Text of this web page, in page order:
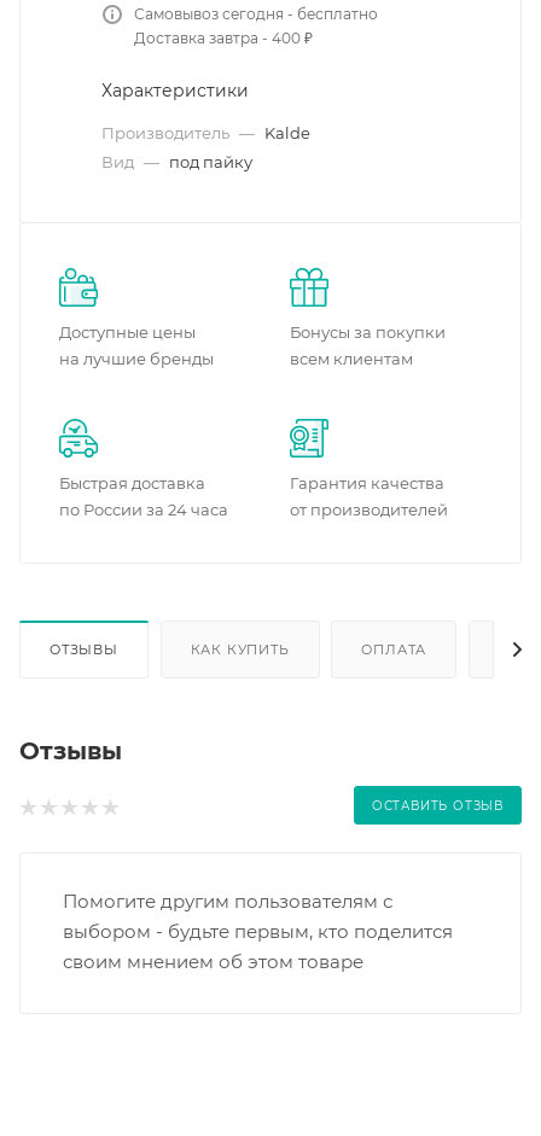
Самовывоз сегодня - бесплатно
Доставка завтра - 400 ₽
Характеристики
Производитель — Kalde
Вид — под пайку
Доступные цены
на лучшие бренды
Бонусы за покупки
всем клиентам
Быстрая доставка
по России за 24 часа
Гарантия качества
от производителей
ОТЗЫВЫ КАК КУПИТЬ ОПЛАТА
Отзывы
ОСТАВИТЬ ОТЗЫВ
Помогите другим пользователям с
выбором - будьте первым, кто поделится
своим мнением об этом товаре